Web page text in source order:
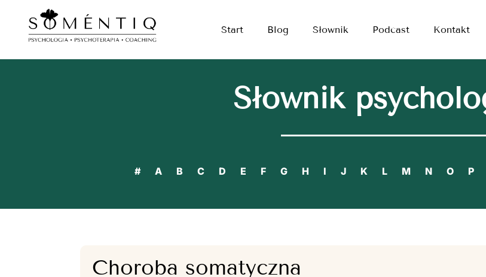
Start Blog Słownik Podcast Kontakt
Słownik
# A B C D E F G H I J K L M N O P
Choroba somatyczna